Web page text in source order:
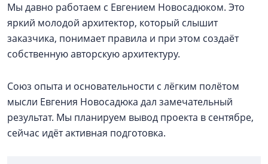
Мы давно работаем с Евгением Новосадюком. Это
яркий молодой архитектор, который слышит
заказчика, понимает правила и при этом создаёт
собственную авторскую архитектуру.
Союз опыта и основательности с лёгким полётом
мысли Евгения Новосадюка дал замечательный
результат. Мы планируем вывод проекта в сентябре,
сейчас идёт активная подготовка.